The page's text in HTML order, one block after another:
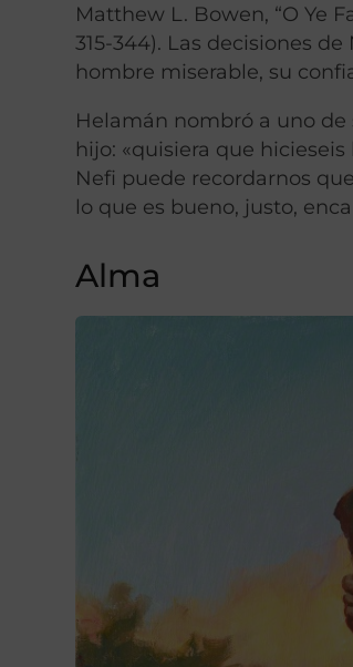
Matthew L. Bowen, “O Ye
315-344). Las decisiones
hombre miserable, su
Helamán nombró a uno de
hijo: «quisiera que hicieseis
Nefi puede recordarnos
lo que es bueno, justo,
Alma